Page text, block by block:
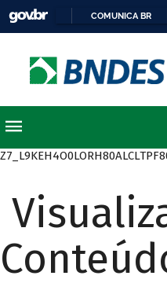
COMUNICA BR